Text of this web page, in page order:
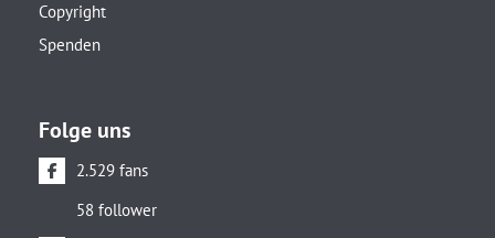
Copyright
Spenden
Folge uns
2.529 fans
58 follower